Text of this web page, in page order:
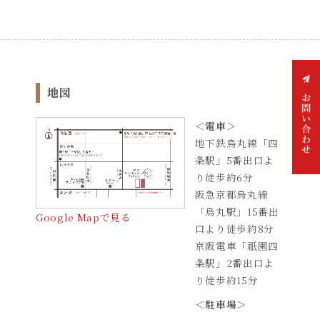
地図
Google Mapで見る
＜電車＞
地下鉄烏丸線「四
条駅」5番出口よ
り徒歩約6分
阪急京都烏丸線
「烏丸駅」15番出
口より徒歩約8分
京阪電車「祇園四
条駅」2番出口よ
り徒歩約15分
＜駐車場＞
お問